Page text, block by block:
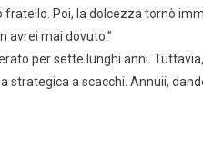
Poi, la dolcezza tornò
avrei mai dovuto.”
per sette lunghi anni.
strategica a scacchi. Annuii,